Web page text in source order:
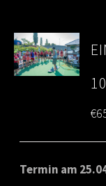
€
Termin am